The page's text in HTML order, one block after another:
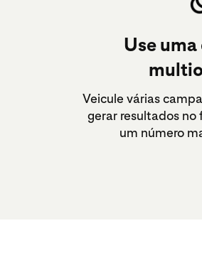
Use
Veicule várias
gerar resultados no
um número